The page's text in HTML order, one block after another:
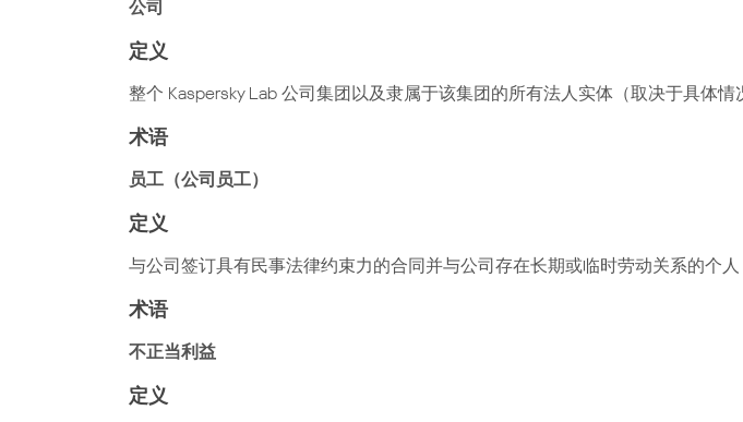
公司
定义
整个 Kaspersky Lab 公司集团以及隶属于该集团的所有法人实体（取决于具体情
术语
员工（公司员工）
定义
与公司签订具有民事法律约束力的合同并与公司存在长期或临时劳动关系的个
术语
不正当利益
定义